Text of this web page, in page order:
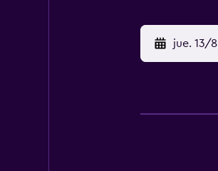
jue. 13/8